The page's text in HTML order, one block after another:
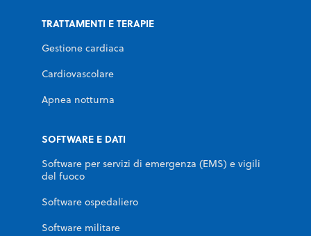
TRATTAMENTI E TERAPIE
Gestione cardiaca
Cardiovascolare
Apnea notturna
SOFTWARE E DATI
Software per servizi di emergenza (EMS) e vigili
del fuoco
Software ospedaliero
Software militare